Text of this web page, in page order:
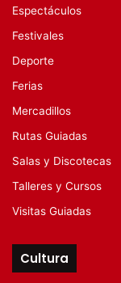
Espectáculos
Festivales
Deporte
Ferias
Mercadillos
Rutas Guiadas
Salas y Discotecas
Talleres y Cursos
Visitas Guiadas
Cultura